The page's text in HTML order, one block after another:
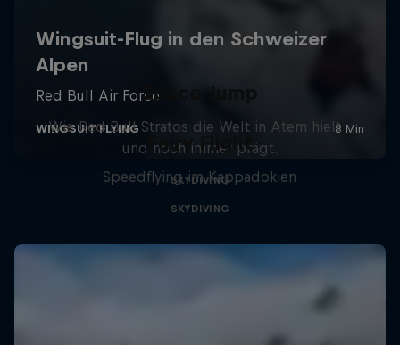
Space Jump
Wie Red Bull Stratos die Welt in Atem hielt -
und noch immer prägt.
SKYDIVING
Fairy Flight
Speedflying im Kappadokien
SKYDIVING